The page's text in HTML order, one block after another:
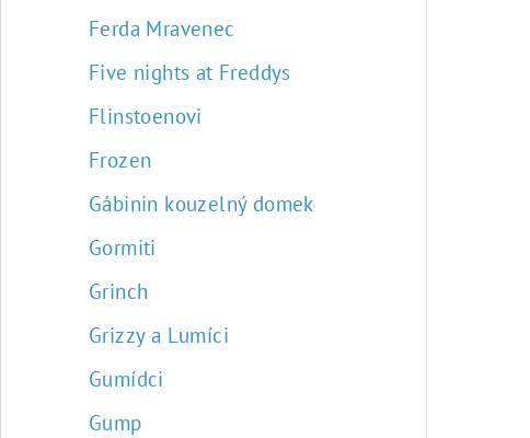
Ferda Mravenec
Five nights at Freddys
Flinstoenovi
Frozen
Gábinin kouzelný domek
Gormiti
Grinch
Grizzy a Lumíci
Gumídci
Gump